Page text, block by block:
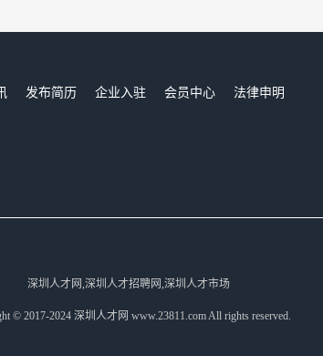
发布简历 企业入驻 会员中心
法律申明
深圳人才网,深圳人才招聘网,深圳人才市场
© 2017-2024 深圳人才网 www.23811.com All rights reserved.